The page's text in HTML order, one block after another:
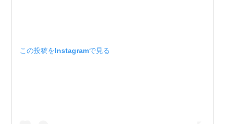
この投稿をInstagramで見る